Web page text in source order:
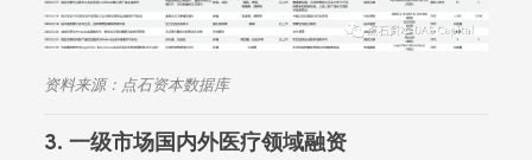
资料来源：点石资本数据库
3. 一级市场国内外医疗领域融资